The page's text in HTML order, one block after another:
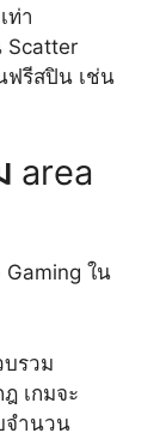
ท่า
Scatter
ฟรีสปิน เช่น
area
ใน
รวม
เกมจะ
จำนวน